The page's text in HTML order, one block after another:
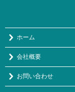
ホーム
会社概要
お問い合わせ